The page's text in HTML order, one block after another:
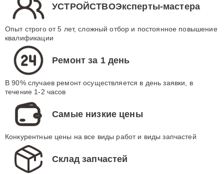
УСТРОЙСТВОЭксперты-мастера
Опыт строго от 5 лет, сложный отбор и постоянное повышение
квалификации
Ремонт за 1 день
В 90% случаев ремонт осуществляется в день заявки, в
течение 1-2 часов
Самые низкие цены
Конкурентные цены на все виды работ и виды запчастей
Склад запчастей